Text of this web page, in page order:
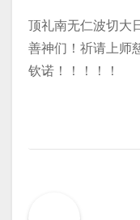
顶礼南无仁波切大
善神们！祈请上师
钦诺！！！！！